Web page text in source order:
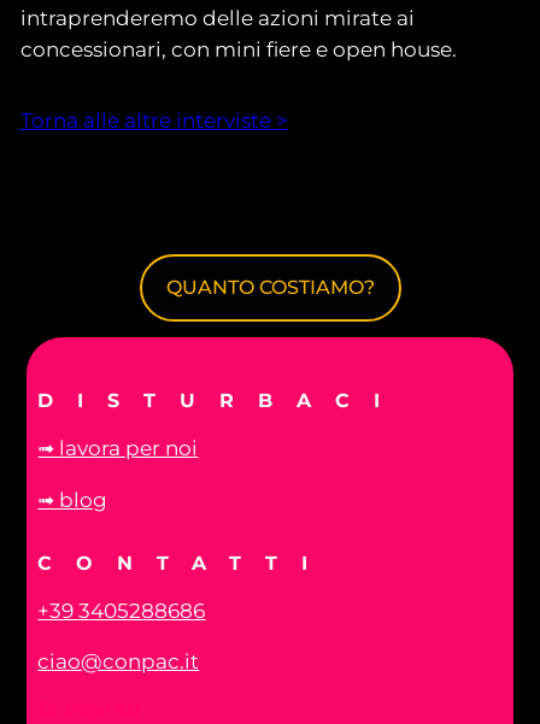
intraprenderemo delle azioni mirate ai
concessionari, con mini fiere e open house.
Torna alle altre interviste >
QUANTO COSTIAMO?
DISTURBACI
➟ lavora per noi
➟ blog
CONTATTI
+39 3405288686
ciao@conpac.it